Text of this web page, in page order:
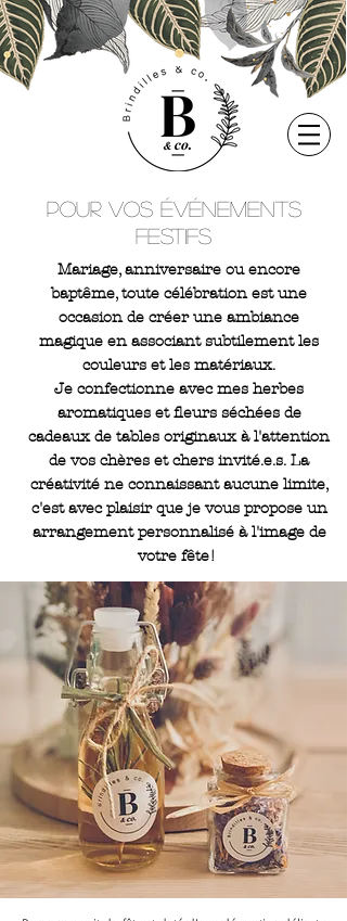
Pour vos événements
festifs
Mariage, anniversaire ou encore
baptême, toute célébration est une
occasion de créer une ambiance
magique en associant subtilement les
couleurs et les matériaux.
Je confectionne avec mes herbes
aromatiques et fleurs séchées de
cadeaux de tables originaux à l'attention
de vos chères et chers invité.e.s. La
créativité ne connaissant aucune limite,
c'est avec plaisir que je vous propose un
arrangement personnalisé à l'image de
votre fête!